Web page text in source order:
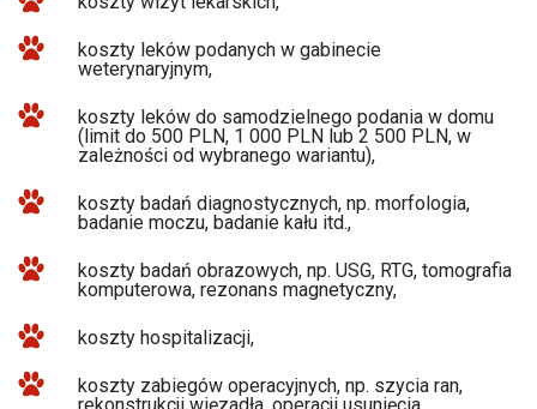
koszty leków podanych w gabinecie
weterynaryjnym,
koszty leków do samodzielnego podania w domu
(limit do 500 PLN, 1 000 PLN lub 2 500 PLN, w
zależności od wybranego wariantu),
koszty badań diagnostycznych, np. morfologia,
badanie moczu, badanie kału itd.,
koszty badań obrazowych, np. USG, RTG, tomografia
komputerowa, rezonans magnetyczny,
koszty hospitalizacji,
koszty zabiegów operacyjnych, np. szycia ran,